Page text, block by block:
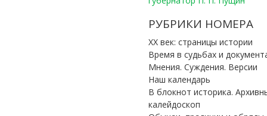
РУБРИКИ НОМЕРА
ХХ век: страницы истории
Время в судьбах и
Мнения. Суждения. Версии
Наш календарь
В блокнот историка.
калейдоскоп